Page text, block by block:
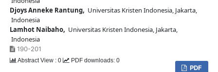
Djoys Anneke Rantung, Universitas Kristen Indonesia, Jakarta,
Indonesia
Lamhot Naibaho, Universitas Kristen Indonesia, Jakarta,
Indonesia
190-201
PDF
Abstract View : 0 PDF downloads: 0